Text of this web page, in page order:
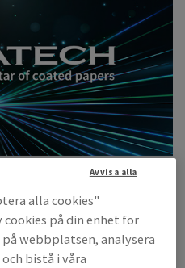
bredaste sortiment av
bestrukna papper, med sex
offset- och digitaltryck.
alla cookies"
på din enhet för
webbplatsen, analysera
bistå i våra
Avvisa alla